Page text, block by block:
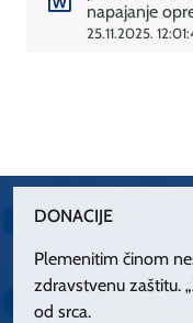
napajanje
25.11.2025.
DONACIJE
Plemenitim činom
zdravstvenu zaštitu.
od srca.